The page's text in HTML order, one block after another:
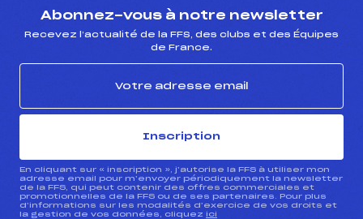
Abonnez-vous à notre newsletter
Recevez l’actualité de la FFS, des clubs et des Équipes
de France.
Inscription
En cliquant sur « inscription », j’autorise la FFS à utiliser mon
adresse email pour m’envoyer périodiquement la newsletter
de la FFS, qui peut contenir des offres commerciales et
promotionnelles de la FFS ou de ses partenaires. Pour plus
d’informations sur les modalités d’exercice de vos droits et
la gestion de vos données, cliquez ici